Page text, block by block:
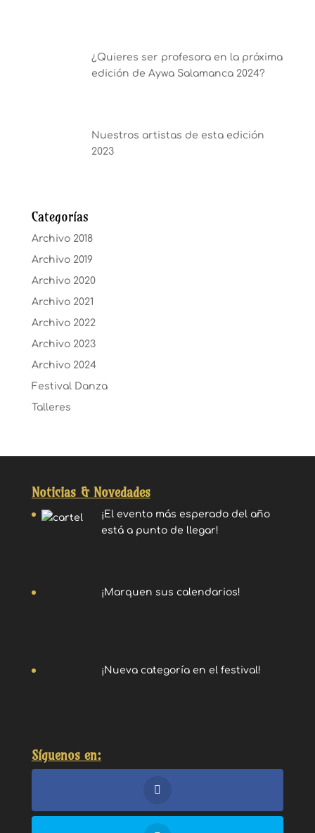
¿Quieres ser profesora en la próxima
edición de Aywa Salamanca 2024?
Nuestros artistas de esta edición
2023
Categorías
Archivo 2018
Archivo 2019
Archivo 2020
Archivo 2021
Archivo 2022
Archivo 2023
Archivo 2024
Festival Danza
Talleres
Noticias & Novedades
¡El evento más esperado del año
está a punto de llegar!
¡Marquen sus calendarios!
¡Nueva categoría en el festival!
Síguenos en: